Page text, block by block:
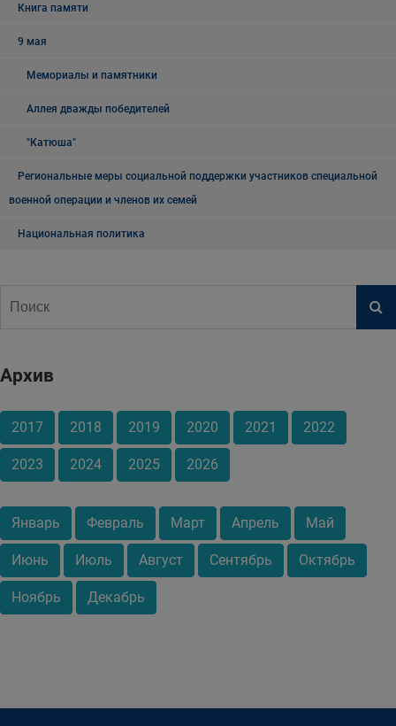
Книга памяти
9 мая
Мемориалы и памятники
Аллея дважды победителей
"Катюша"
Региональные меры социальной поддержки участников специальной
военной операции и членов их семей
Национальная политика
Архив
2017 2018 2019 2020 2021 2022
2023 2024 2025 2026
Январь Февраль Март Апрель Май
Июнь Июль Август Сентябрь Октябрь
Ноябрь Декабрь